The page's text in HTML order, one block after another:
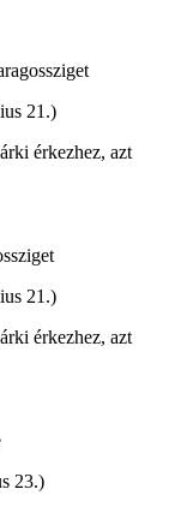
21.)
érkezhez, azt
21.)
érkezhez, azt
23.)